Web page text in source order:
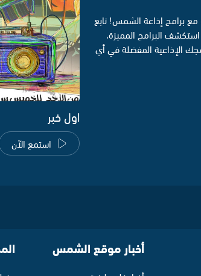
برامج إذاعة الشمس! تابع
البرامج المميزة،
الإذاعية المفضلة في أي
اول خبر
استمع الآن
أخبار موقع الشمس